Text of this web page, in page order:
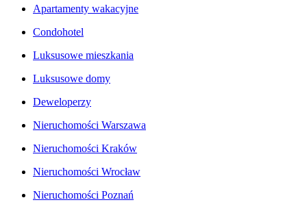
Apartamenty wakacyjne
Condohotel
Luksusowe mieszkania
Luksusowe domy
Deweloperzy
Nieruchomości Warszawa
Nieruchomości Kraków
Nieruchomości Wrocław
Nieruchomości Poznań